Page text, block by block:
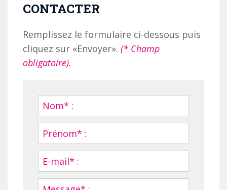
CONTACTER
Remplissez le formulaire ci-dessous puis
cliquez sur «Envoyer». (* Champ
obligatoire).